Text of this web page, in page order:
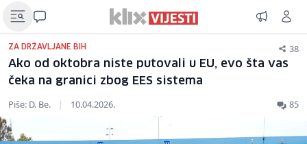
ZA DRŽAVLJANE BIH 38
Ako od oktobra niste putovali u EU, evo šta vas
čeka na granici zbog EES sistema
Piše: D. Be. | 10.04.2026. 85